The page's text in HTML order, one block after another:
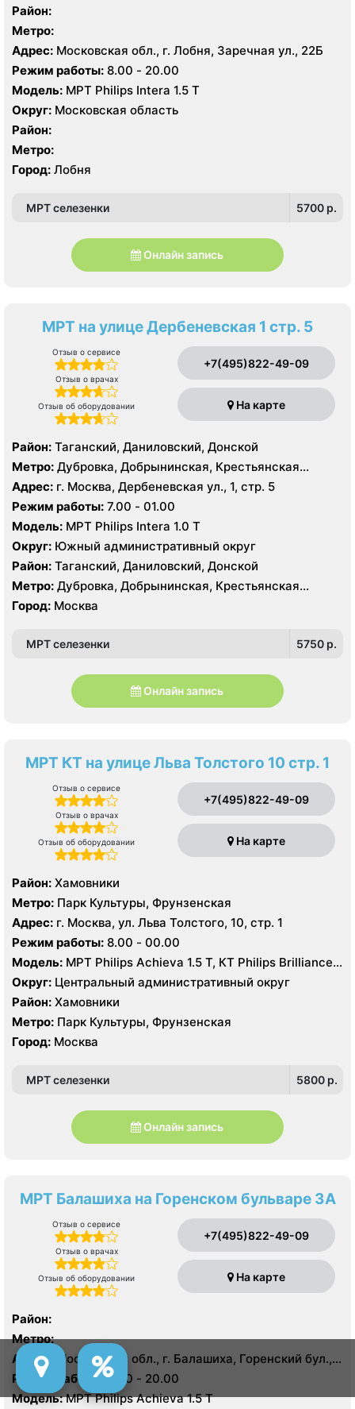
Район:
Метро:
Адрес: Московская обл., г. Лобня, Заречная ул., 22Б
Режим работы:
8.00 - 20.00
Модель: МРТ Philips Intera 1.5 T
Округ: Московская область
Район:
Метро:
Город: Лобня
МРТ селезенки 5700 p.
Онлайн запись
МРТ на улице Дербеневская 1 стр. 5
Отзыв о сервисе
Отзыв о врачах
Отзыв об оборудовании
+7(495)822-49-09
На карте
Район: Таганский, Даниловский, Донской
Метро: Дубровка, Добрынинская, Крестьянская
застава, Новокузнецкая, Октябрьская, Павелецкая,
Полянка, Пролетарская, Серпуховская,
Третьяковская, Тульская
Адрес: г. Москва, Дербеневская ул., 1, стр. 5
Режим работы: 7.00 - 01.00
Модель: МРТ Philips Intera 1.0 Т
Округ: Южный административный округ
Район: Таганский, Даниловский, Донской
Метро: Дубровка, Добрынинская, Крестьянская
застава, Новокузнецкая, Октябрьская, Павелецкая,
Полянка, Пролетарская, Серпуховская,
Город: Москва
МРТ селезенки 5750 p.
Онлайн запись
МРТ КТ на улице Льва Толстого 10 стр. 1
Отзыв о сервисе
Отзыв о врачах
Отзыв об оборудовании
+7(495)822-49-09
На карте
Район: Хамовники
Метро: Парк Культуры, Фрунзенская
Адрес: г. Москва, ул. Льва Толстого, 10, стр. 1
Режим работы: 8.00 - 00.00
Модель: МРТ Philips Achieva 1.5 T, КТ Philips Brilliance
64 среза
Округ: Центральный административный округ
Район: Хамовники
Метро: Парк Культуры, Фрунзенская
Город: Москва
МРТ селезенки 5800 p.
Онлайн запись
МРТ Балашиха на Горенском бульваре 3А
Отзыв о сервисе
Отзыв о врачах
Отзыв об оборудовании
+7(495)822-49-09
На карте
Район:
Метро:
Адрес:
Московская обл., г. Балашиха, Горенский бул.,
3А
Режим работы:8.00 - 20.00
Модель:МРТ Philips Achieva 1.5 T